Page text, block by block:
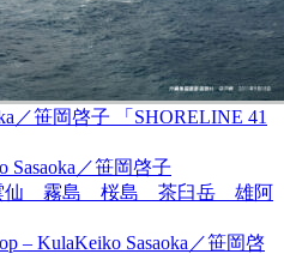
／笹岡啓子 「SHORELINE 41
Sasaoka／笹岡啓子
雲仙 霧島 桜島 茶臼岳 雄阿
– KulaKeiko Sasaoka／笹岡啓